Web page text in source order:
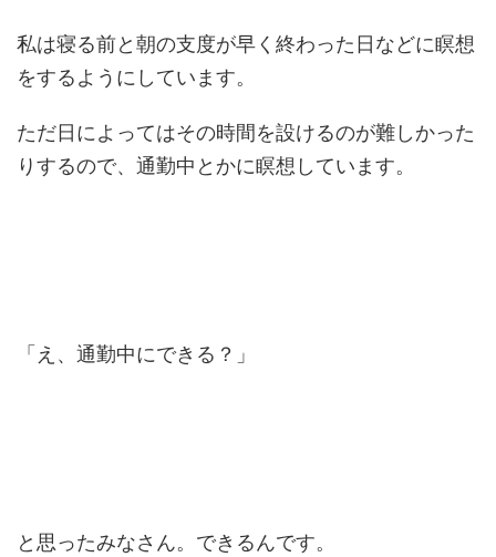
私は寝る前と朝の支度が早く終わった日などに瞑想
をするようにしています。
ただ日によってはその時間を設けるのが難しかった
りするので、通勤中とかに瞑想しています。
「え、通勤中にできる？」
と思ったみなさん。できるんです。